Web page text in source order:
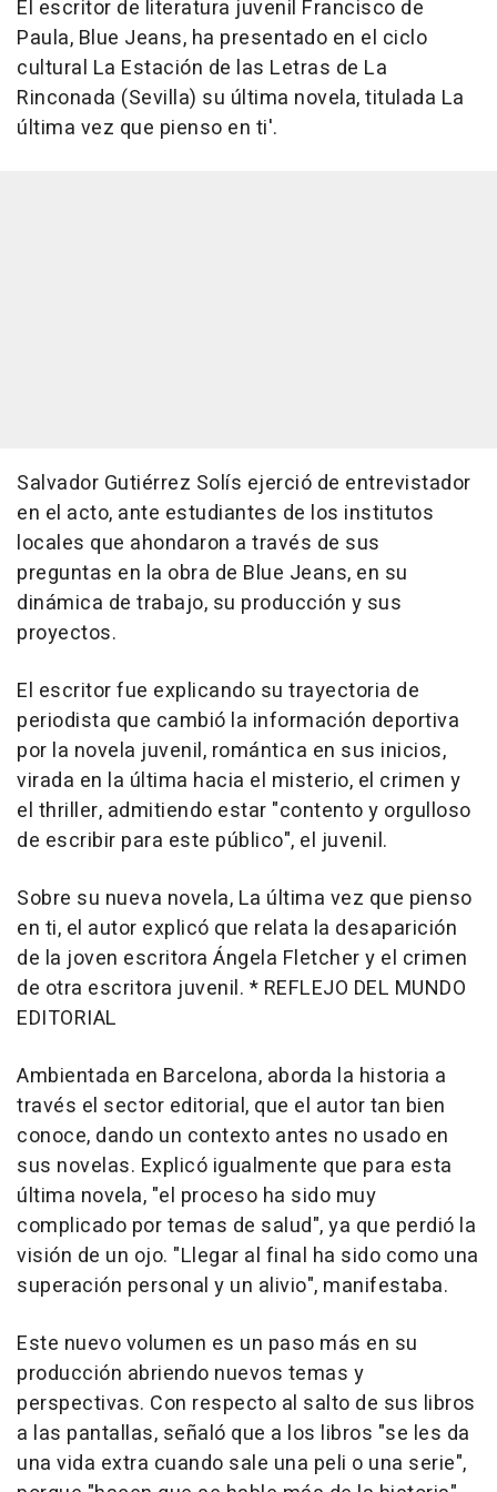
El escritor de literatura juvenil Francisco de
Paula, Blue Jeans, ha presentado en el ciclo
cultural La Estación de las Letras de La
Rinconada (Sevilla) su última novela, titulada La
última vez que pienso en ti'.
Salvador Gutiérrez Solís ejerció de entrevistador
en el acto, ante estudiantes de los institutos
locales que ahondaron a través de sus
preguntas en la obra de Blue Jeans, en su
dinámica de trabajo, su producción y sus
proyectos.
El escritor fue explicando su trayectoria de
periodista que cambió la información deportiva
por la novela juvenil, romántica en sus inicios,
virada en la última hacia el misterio, el crimen y
el thriller, admitiendo estar "contento y orgulloso
de escribir para este público", el juvenil.
Sobre su nueva novela, La última vez que pienso
en ti, el autor explicó que relata la desaparición
de la joven escritora Ángela Fletcher y el crimen
de otra escritora juvenil. * REFLEJO DEL MUNDO
EDITORIAL
Ambientada en Barcelona, aborda la historia a
través el sector editorial, que el autor tan bien
conoce, dando un contexto antes no usado en
sus novelas. Explicó igualmente que para esta
última novela, "el proceso ha sido muy
complicado por temas de salud", ya que perdió la
visión de un ojo. "Llegar al final ha sido como una
superación personal y un alivio", manifestaba.
Este nuevo volumen es un paso más en su
producción abriendo nuevos temas y
perspectivas. Con respecto al salto de sus libros
a las pantallas, señaló que a los libros "se les da
una vida extra cuando sale una peli o una serie",